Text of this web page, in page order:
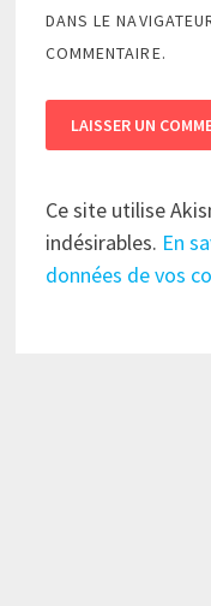
DANS LE
COMMENTAIRE.
Ce site utilise
indésirables. En
données de vos